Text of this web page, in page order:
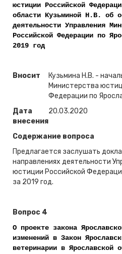
юстиции Российской
области Кузьминой Н.В. об
деятельности Управления
Российской Федерации по
2019 год
Вносит
Кузьмина Н.В. -
Министерства
Федерации по
Дата
внесения
20.03.2020
Содержание вопроса
Предлагается заслушать
направлениях деятельности
юстиции Российской
за 2019 год.
Вопрос 4
О проекте закона
изменений в Закон
ветеринарии в Ярославской